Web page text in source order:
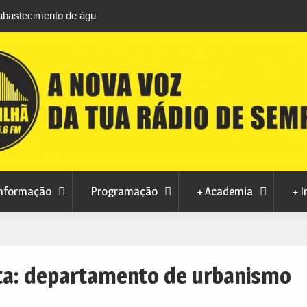
Manteigas
consumo
agosto com estreia de Minta&The Brook
Programação + Academia +
departamento de urbanismo